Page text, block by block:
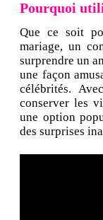
Pourquoi
Que ce soit
mariage, un
surprendre un
une façon
célébrités.
conserver les
une option
des surprises